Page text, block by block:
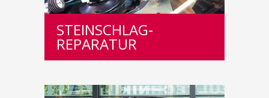
STEINSCHLAG-
REPARATUR